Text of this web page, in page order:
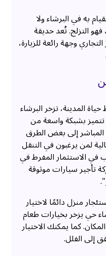
به في البرشاء ولا
التزلج. تُعد حديقة
وجهة رائعة للزيارة،
المدينة، تزخر البرشاء
بشبكة واسعة من
المباشر إلى بعض الطرق
لمن يرغبون في التنقل
في الاستثمار المفرط في
تأجير سيارات موثوقة
منزل دائمًا لاختيار
حي يزخر بخيارات طعام
كما يمكنك الاختيار
إلى الفلل.